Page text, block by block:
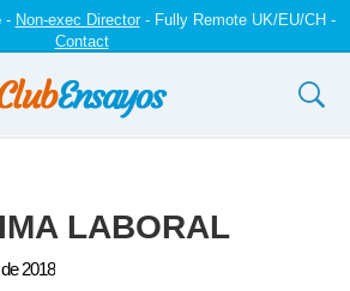
- Non-exec Director- Fully Remote UK/EU/CH -
Contact
LABORAL
2018